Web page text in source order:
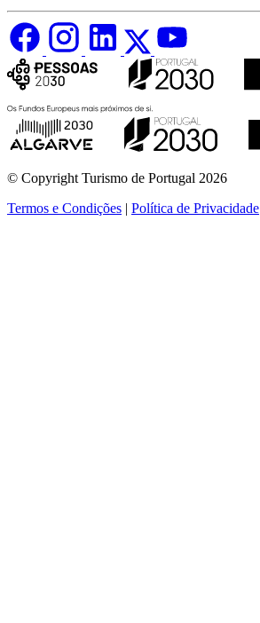
© Copyright Turismo de Portugal 2026
Termos e Condições | Política de Privacidade